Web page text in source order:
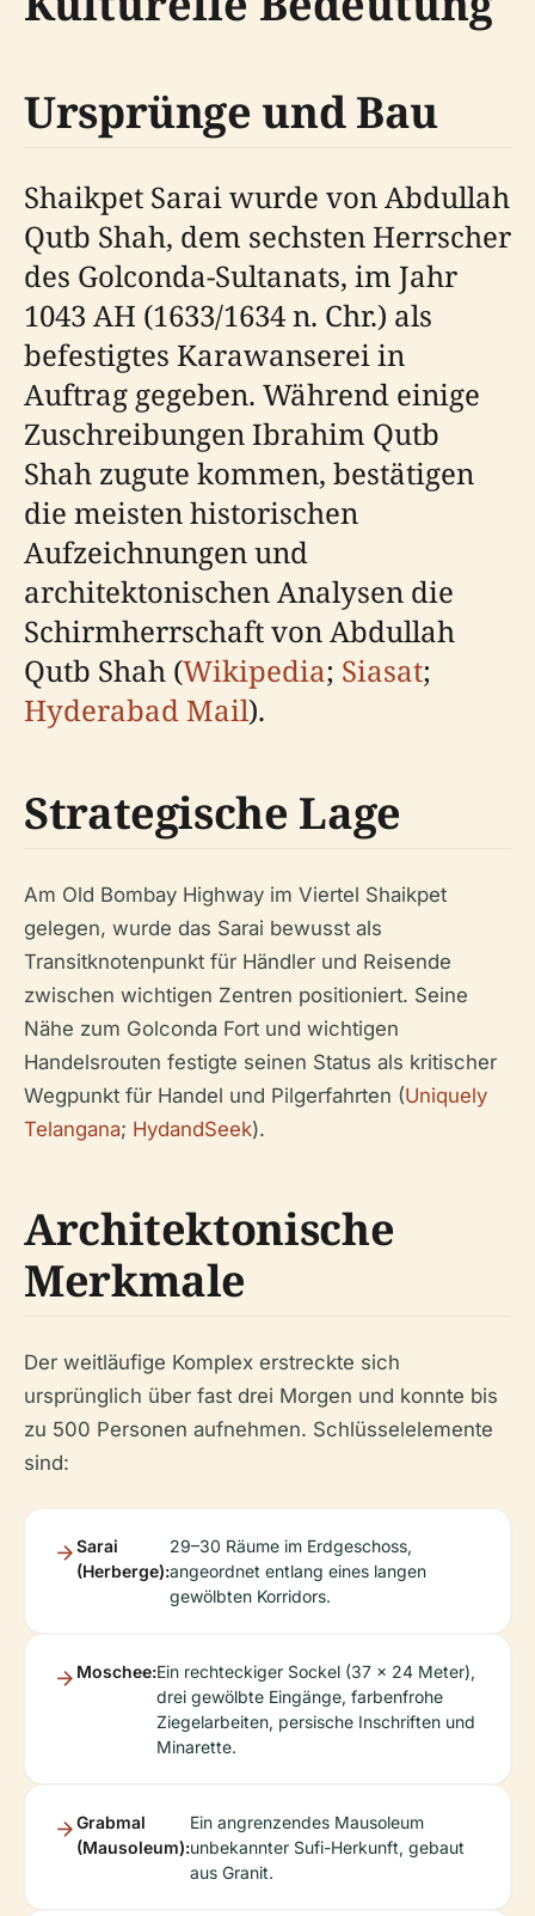
Ursprünge und Bau
Shaikpet Sarai wurde von Abdullah
Qutb Shah, dem sechsten Herrscher
des Golconda-Sultanats, im Jahr
1043 AH (1633/1634 n. Chr.) als
befestigtes Karawanserei in
Auftrag gegeben. Während einige
Zuschreibungen Ibrahim Qutb
Shah zugute kommen, bestätigen
die meisten historischen
Aufzeichnungen und
architektonischen Analysen die
Schirmherrschaft von Abdullah
Qutb Shah (Wikipedia; Siasat;
Hyderabad Mail).
Strategische Lage
Am Old Bombay Highway im Viertel Shaikpet
gelegen, wurde das Sarai bewusst als
Transitknotenpunkt für Händler und Reisende
zwischen wichtigen Zentren positioniert. Seine
Nähe zum Golconda Fort und wichtigen
Handelsrouten festigte seinen Status als kritischer
Wegpunkt für Handel und Pilgerfahrten (Uniquely
Telangana; HydandSeek).
Architektonische
Merkmale
Der weitläufige Komplex erstreckte sich
ursprünglich über fast drei Morgen und konnte bis
zu 500 Personen aufnehmen. Schlüsselelemente
sind:
Sarai
(Herberge):
29–30 Räume im Erdgeschoss,
angeordnet entlang eines langen
gewölbten Korridors.
Moschee:Ein rechteckiger Sockel (37 x 24 Meter),
drei gewölbte Eingänge, farbenfrohe
Ziegelarbeiten, persische Inschriften und
Minarette.
Grabmal
(Mausoleum):
Ein angrenzendes Mausoleum
unbekannter Sufi-Herkunft, gebaut
aus Granit.